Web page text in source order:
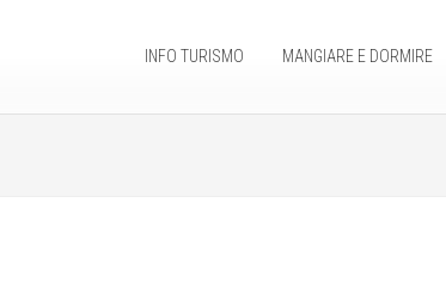
INFO TURISMO MANGIARE E DORMIRE